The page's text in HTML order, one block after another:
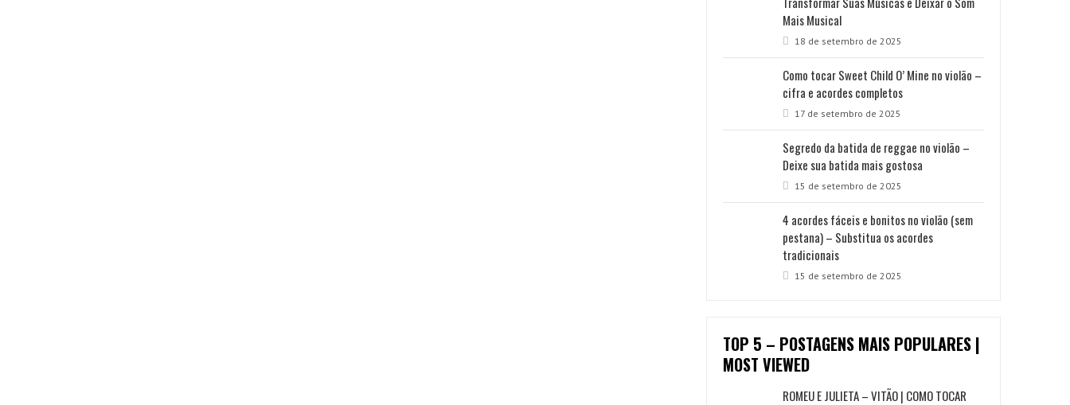
Mais Musical
18 de setembro de 2025
Como tocar Sweet Child O’ Mine no violão –
cifra e acordes completos
17 de setembro de 2025
Segredo da batida de reggae no violão –
Deixe sua batida mais gostosa
15 de setembro de 2025
4 acordes fáceis e bonitos no violão (sem
pestana) – Substitua os acordes
tradicionais
15 de setembro de 2025
TOP 5 – POSTAGENS MAIS POPULARES |
MOST VIEWED
ROMEU E JULIETA – VITÃO | COMO TOCAR